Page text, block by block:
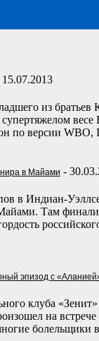
15.07.2013
из
по версии
в Майами -
в Индиан-
Там
эпизод с
клуба
на
болельщики